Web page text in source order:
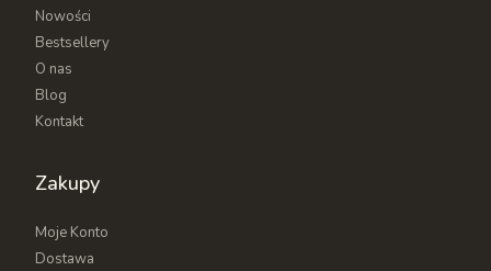
Nowości
Bestsellery
O nas
Blog
Kontakt
Zakupy
Moje Konto
Dostawa